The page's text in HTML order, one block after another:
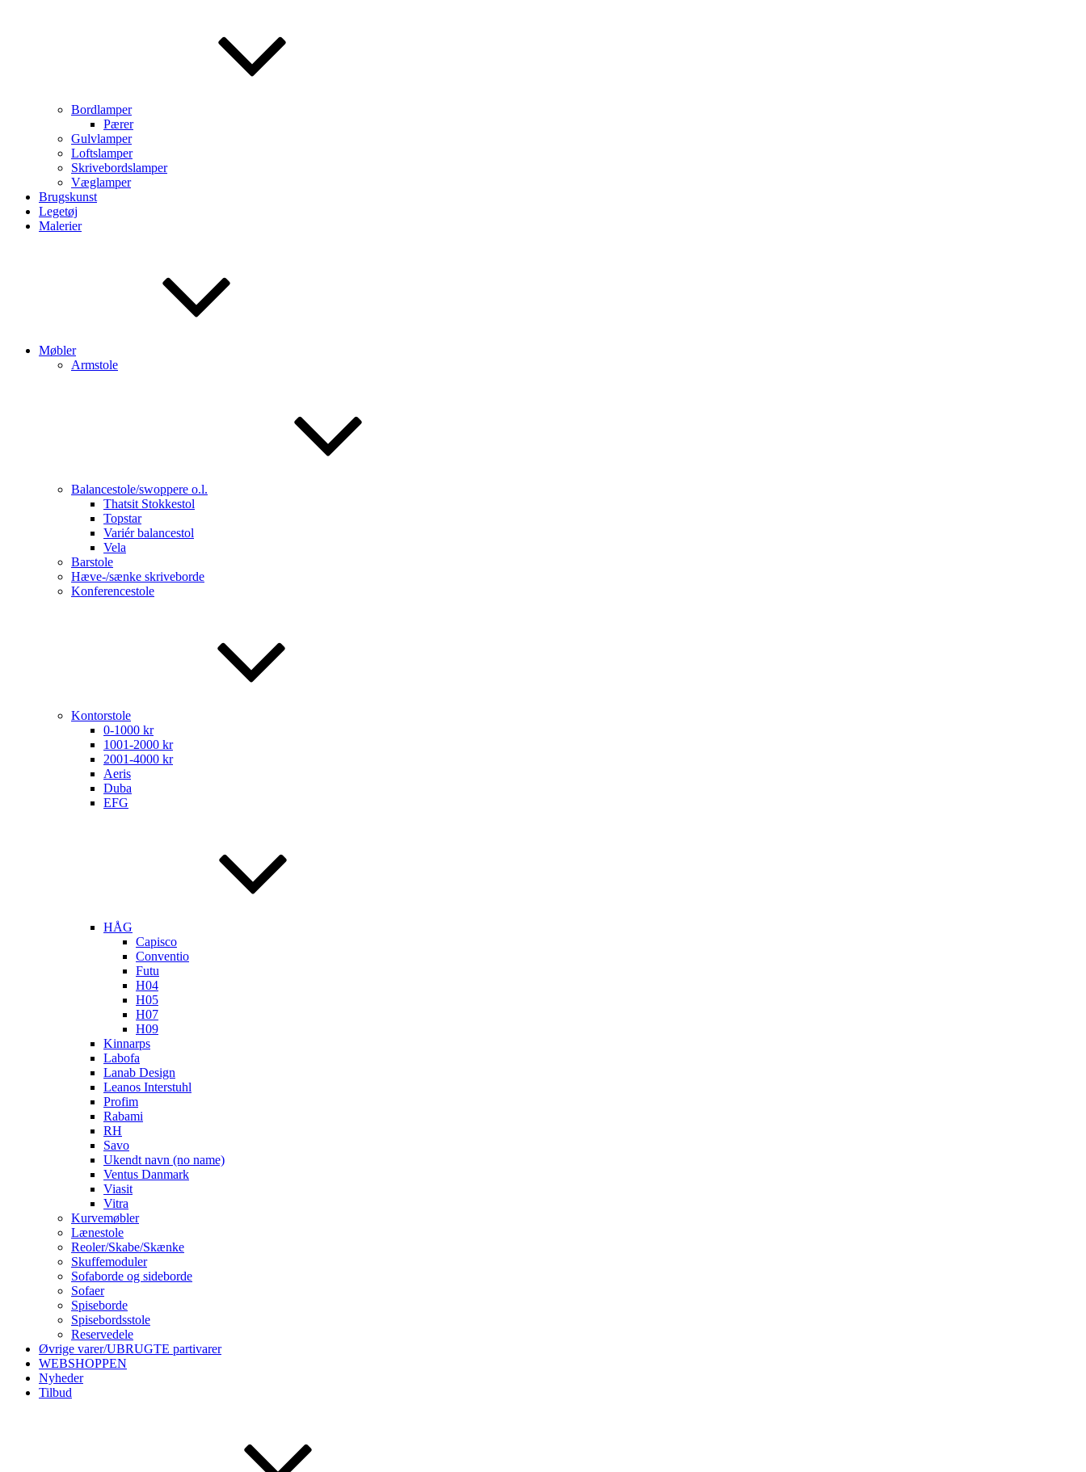
Bordlamper
Pærer
Gulvlamper
Loftslamper
Skrivebordslamper
Væglamper
Brugskunst
Legetøj
Malerier
Møbler
Armstole
Balancestole/swoppere o.l.
Thatsit Stokkestol
Topstar
Variér balancestol
Vela
Barstole
Hæve-/sænke skriveborde
Konferencestole
Kontorstole
0-1000 kr
1001-2000 kr
2001-4000 kr
Aeris
Duba
EFG
HÅG
Capisco
Conventio
Futu
H04
H05
H07
H09
Kinnarps
Labofa
Lanab Design
Leanos Interstuhl
Profim
Rabami
RH
Savo
Ukendt navn (no name)
Ventus Danmark
Viasit
Vitra
Kurvemøbler
Lænestole
Reoler/Skabe/Skænke
Skuffemoduler
Sofaborde og sideborde
Sofaer
Spiseborde
Spisebordsstole
Reservedele
Øvrige varer/UBRUGTE partivarer
WEBSHOPPEN
Nyheder
Tilbud